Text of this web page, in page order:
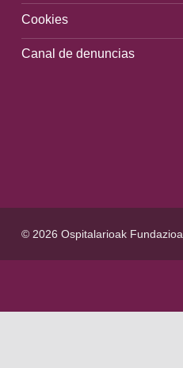
Cookies
Canal de denuncias
© 2026 Ospitalarioak Fundazioa